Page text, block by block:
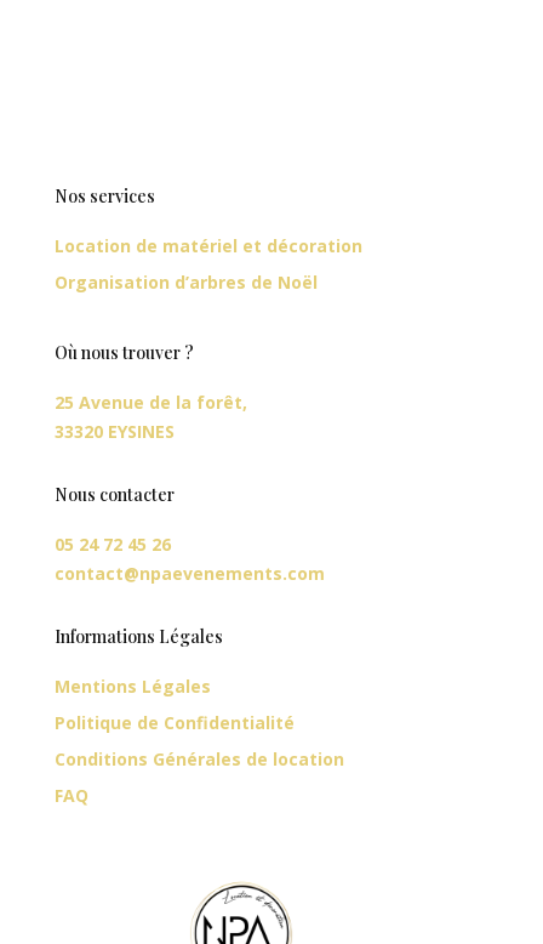
Nos services
Location de matériel et décoration
Organisation d’arbres de Noël
Où nous trouver ?
25 Avenue de la forêt,
33320 EYSINES
Nous contacter
05 24 72 45 26
contact@npaevenements.com
Informations Légales
Mentions Légales
Politique de Confidentialité
Conditions Générales de location
FAQ